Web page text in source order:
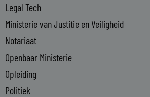
Legal Tech
Ministerie van Justitie en Veiligheid
Notariaat
Openbaar Ministerie
Opleiding
Politiek